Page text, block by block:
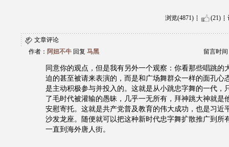
浏览(4871) (21)
文章评论
作者： 阿妞不牛 回复 马黑 留言时间
同意你的观点，但是我有另外一个观察：你看那些唱跳的
迫的甚至被请来表演的，而是和广场舞群众一样的面孔心
是主动积极参与并投入的。这就是从小跳忠字舞的一代，
了毛时代被灌输的愚昧，几乎一无所有，拜神跳大神就是
安慰寄托。这就是共产党普及教育的伟大成功，也是习近
沙发龙座。随便就可以把这种新时代忠字舞扩散推广到所
一直到海外唐人街。